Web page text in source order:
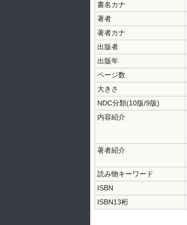
書名カナ
著者
著者カナ
出版者
出版年
ページ数
大きさ
NDC分類(10版/9版)
内容紹介
著者紹介
読み物キーワード
ISBN
ISBN13桁